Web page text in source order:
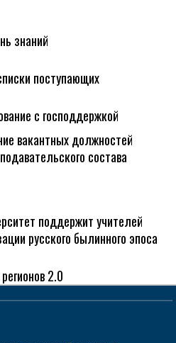
знаний
поступающих
с господдержкой
вакантных должностей
состава
поддержит учителей
русского былинного эпоса
2.0